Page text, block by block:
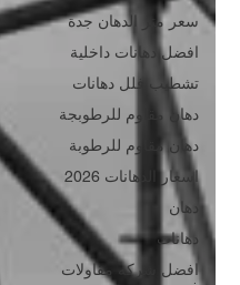
سعر متر الدهان جدة
افضل دهانات داخلية
تشطيب فلل دهانات
دهان مقاوم للرطوبجة
دهان مقاوم للرطوبة
اسعار الدهانات 2026
دهان
دهانات
افضل شركه مقاولات